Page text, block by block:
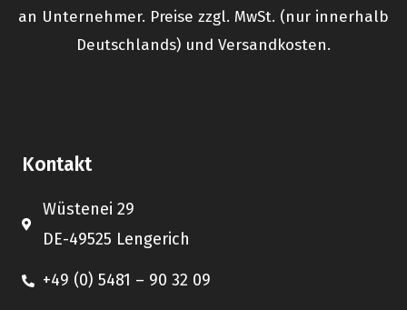
an Unternehmer. Preise zzgl. MwSt. (nur innerhalb
Deutschlands) und Versandkosten.
Kontakt
Wüstenei 29
DE-49525 Lengerich
+49 (0) 5481 – 90 32 09